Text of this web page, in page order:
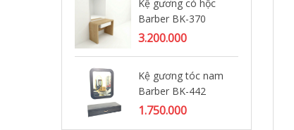
Kệ gương có hộc
Barber BK-370
3.200.000
Kệ gương tóc nam
Barber BK-442
1.750.000